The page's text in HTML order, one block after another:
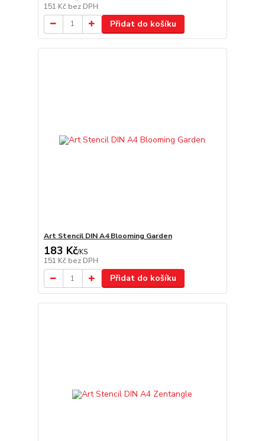
151 Kč bez DPH
Přidat do košíku
Art Stencil DIN A4 Blooming Garden
183 Kč/KS
151 Kč bez DPH
Přidat do košíku